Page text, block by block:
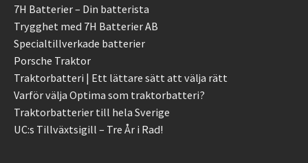
7H Batterier – Din batterista
Trygghet med 7H Batterier AB
Specialtillverkade batterier
Porsche Traktor
Traktorbatteri | Ett lättare sätt att välja rätt
Varför välja Optima som traktorbatteri?
Traktorbatterier till hela Sverige
UC:s Tillväxtsigill – Tre År i Rad!